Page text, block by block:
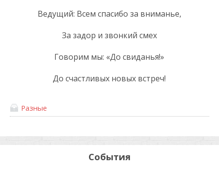
Ведущий: Всем спасибо за вниманье,
За задор и звонкий смех
Говорим мы: «До свиданья!»
До счастливых новых встреч!
Разные
События